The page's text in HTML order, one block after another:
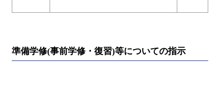
準備学修(事前学修・復習)等についての指示